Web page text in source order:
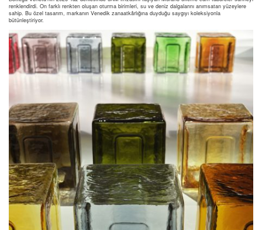
renklendirdi. On farklı renkten oluşan oturma birimleri, su ve deniz dalgalarını anımsatan yüzeylere
sahip. Bu özel tasarım, markanın Venedik zanaatkârlığına duyduğu saygıyı koleksiyonla
bütünleştiriyor.